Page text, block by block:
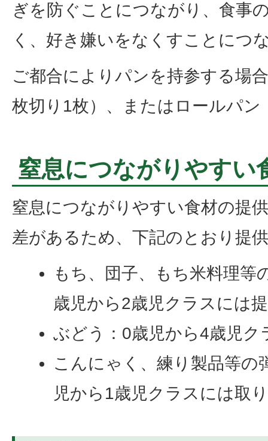
ぎを防ぐことにつながり、食事
く、好き嫌いをなくすことにつ
ご都合によりパンを持参する場
枚切り1枚）、またはロールパン
窒息につながりやすい
窒息につながりやすい食材の提
差があるため、下記のとおり提
もち、団子、もち米料理等
歳児から2歳児クラスには
ぶどう：0歳児から4歳児ク
こんにゃく、練り製品等の
児から1歳児クラスには取